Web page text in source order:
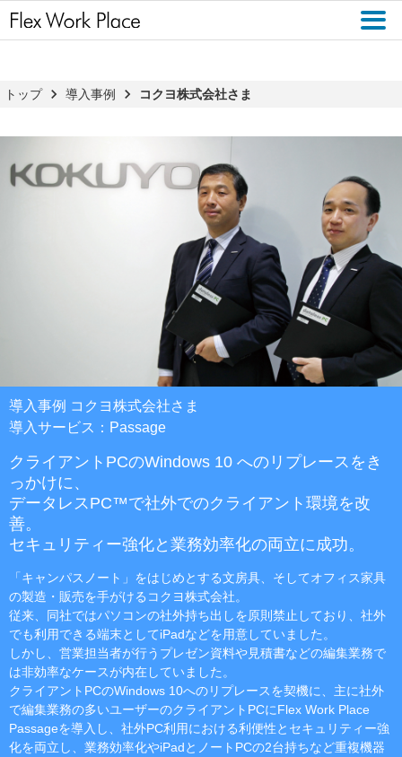
トップ 導入事例 コクヨ株式会社さま
導入事例 コクヨ株式会社さま
導入サービス：Passage
クライアントPCのWindows 10 へのリプレースをき
っかけに、
データレスPC™で社外でのクライアント環境を改
善。
セキュリティー強化と業務効率化の両立に成功。
「キャンパスノート」をはじめとする文房具、そしてオフィス家具
の製造・販売を手がけるコクヨ株式会社。
従来、同社ではパソコンの社外持ち出しを原則禁止しており、社外
でも利用できる端末としてiPadなどを用意していました。
しかし、営業担当者が行うプレゼン資料や見積書などの編集業務で
は非効率なケースが内在していました。
クライアントPCのWindows 10へのリプレースを契機に、主に社外
で編集業務の多いユーザーのクライアントPCにFlex Work Place
Passageを導入し、社外PC利用における利便性とセキュリティー強
化を両立し、業務効率化やiPadとノートPCの2台持ちなど重複機器